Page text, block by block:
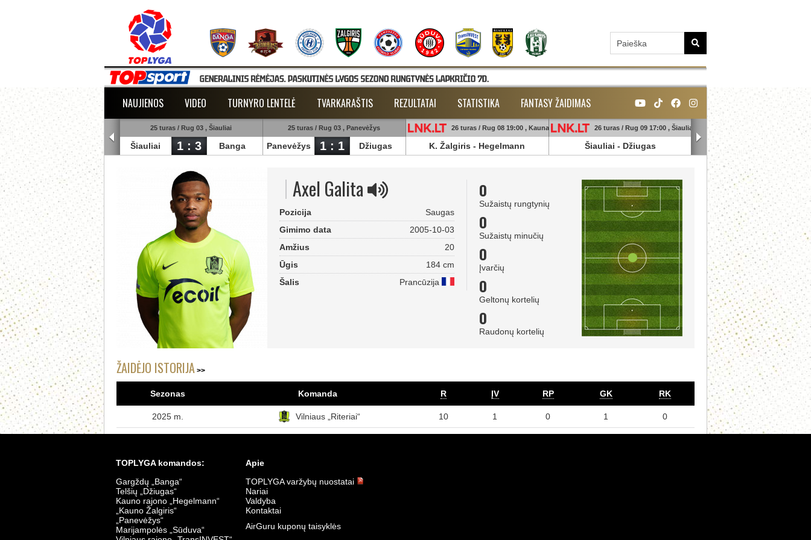
NAUJIENOS VIDEO TURNYRO LENTELĖ TVARKARAŠTIS REZULTATAI STATISTIKA FANTASY ŽAIDIMAS
turas / Rug 02 , Raudondvaris
1 : 2 TransInvest
25 turas / Rug 03 , Šiauliai
Šiauliai 1 : 3 Banga
25 turas / Rug 03 , Panevėžys
Panevėžys 1 : 1 Džiugas
26 turas / Rug 08 19:00 , Kaunas
K. Žalgiris - Hegelmann
26 turas / Rug 09 17:00 , Šiauliai
Šiauliai - Džiugas
26 turas / Rug 09 18:45 ,
Banga Sūduva
Axel Galita
Pozicija
Saugas
Gimimo data
2005-10-03
Amžius
20
Ūgis
184 cm
Šalis
Prancūzija
0
Sužaistų rungtynių
0
Sužaistų minučių
0
Įvarčių
0
Geltonų kortelių
0
Raudonų kortelių
ŽAIDĖJO ISTORIJA
Sezonas Komanda R ĮV RP GK RK
2025 m. Vilniaus „Riteriai“ 10 1 0 1 0
TOPLYGA komandos:
Gargždų „Banga“
Telšių „Džiugas“
Kauno rajono „Hegelmann“
„Kauno Žalgiris“
„Panevėžys“
Marijampolės „Sūduva“
Apie
TOPLYGA varžybų nuostatai
Nariai
Valdyba
Kontaktai
AirGuru kuponų taisyklės